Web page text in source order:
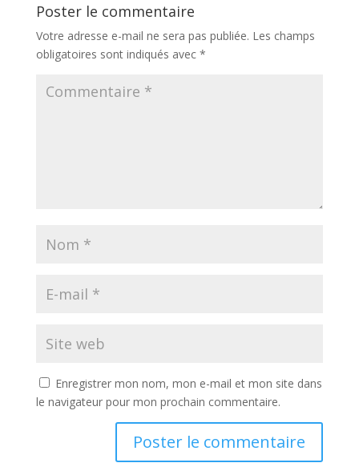
Poster le commentaire
Votre adresse e-mail ne sera pas publiée. Les champs
obligatoires sont indiqués avec *
Enregistrer mon nom, mon e-mail et mon site dans
le navigateur pour mon prochain commentaire.